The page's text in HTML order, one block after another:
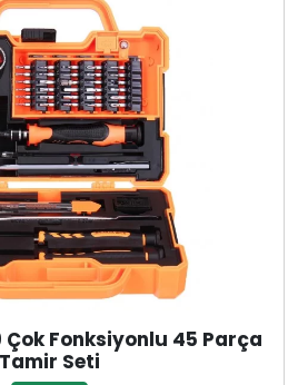
Fonksiyonlu 45 Parça
Tamir Seti